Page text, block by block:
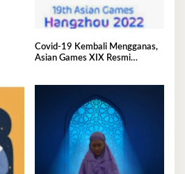
Covid-19 Kembali Mengganas,
Asian Games XIX Resmi